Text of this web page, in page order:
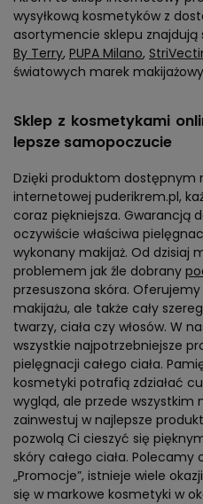
wysyłkową kosmetyków z
asortymencie sklepu znajdują
By Terry, PUPA Milano,
światowych marek
Sklep z kosmetykami
lepsze samopoczucie
Dzięki produktom dostępnym
internetowej puderikrem.pl,
coraz piękniejsza. Gwarancją
oczywiście właściwa
wykonany makijaż. Od dzisiaj
problemem jak źle dobrany
przesuszona skóra.
makijażu, ale także cały
twarzy, ciała czy włosów. W
wszystkie najpotrzebniejsze
pielęgnacji całego ciała.
kosmetyki potrafią zdziałać
wygląd, ale przede wszystkim
zainwestuj w najlepsze
pozwolą Ci cieszyć się
skóry całego ciała. Polecamy
„Promocje”, istnieje wiele
się w markowe kosmetyki w